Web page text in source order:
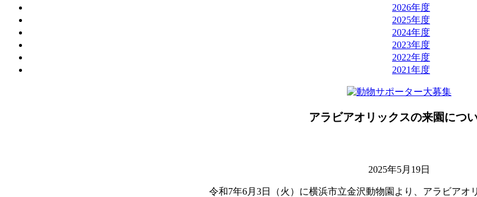
2026年度
2025年度
2024年度
2023年度
2022年度
2021年度
アラビアオリックスの来園につ
2025年5月19日
令和7年6月3日（火）に横浜市立金沢動物園より、アラビアオ